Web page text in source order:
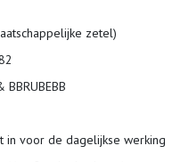
zetel)
in voor de dagelijkse werking